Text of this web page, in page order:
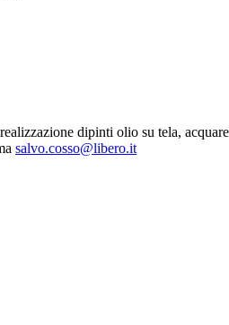
dipinti olio su tela,
salvo.cosso@libero.it